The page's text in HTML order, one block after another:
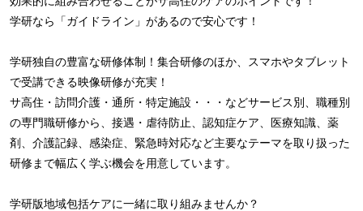
学研なら「ガイドライン」があるので安心です！
学研独自の豊富な研修体制！集合研修のほか、スマホやタブレット
で受講できる映像研修が充実！
サ高住・訪問介護・通所・特定施設・・・などサービス別、職種別
の専門職研修から、接遇・虐待防止、認知症ケア、医療知識、薬
剤、介護記録、感染症、緊急時対応など主要なテーマを取り扱った
研修まで幅広く学ぶ機会を用意しています。
学研版地域包括ケアに一緒に取り組みませんか？